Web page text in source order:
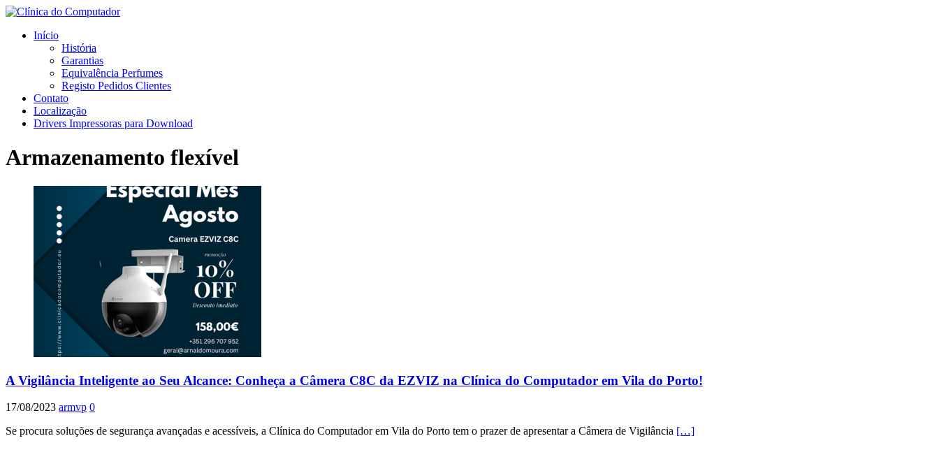
Início
História
Garantias
Equivalência Perfumes
Registo Pedidos Clientes
Contato
Localização
Drivers Impressoras para Download
Armazenamento flexível
A Vigilância Inteligente ao Seu Alcance: Conheça a Câmera C8C da EZVIZ na Clínica do Computador em Vila do Porto!
17/08/2023 armvp 0
Se procura soluções de segurança avançadas e acessíveis, a Clínica do Computador em Vila do Porto tem o prazer de apresentar a Câmera de Vigilância […]